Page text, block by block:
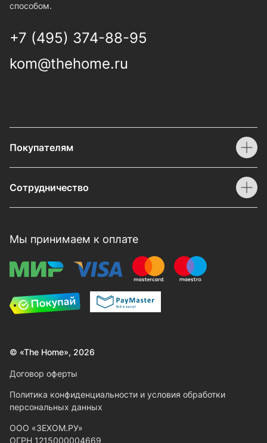
способом.
+7 (495) 374-88-95
kom@thehome.ru
Покупателям
Сотрудничество
Мы принимаем к оплате
© «The Home», 2026
Договор оферты
Политика конфиденциальности и условия обработки
персональных данных
ООО «ЗЕХОМ.РУ»
ОГРН 1215000004669